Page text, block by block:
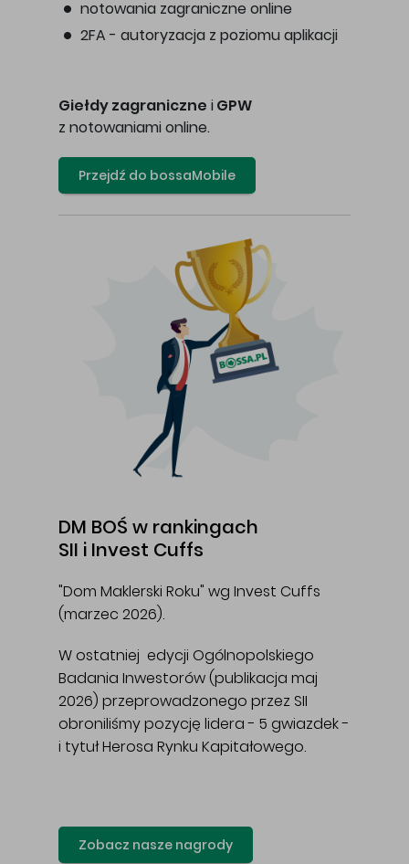
notowania zagraniczne online
2FA - autoryzacja z poziomu aplikacji
Giełdy zagraniczne i GPW
z notowaniami online.
Przejdź do bossaMobile
DM BOŚ w rankingach
SII i Invest Cuffs
"Dom Maklerski Roku" wg Invest Cuffs
(marzec 2026).
W ostatniej edycji Ogólnopolskiego
Badania Inwestorów (publikacja maj
2026) przeprowadzonego przez SII
obroniliśmy pozycję lidera - 5 gwiazdek -
i tytuł Herosa Rynku Kapitałowego.
Zobacz nasze nagrody